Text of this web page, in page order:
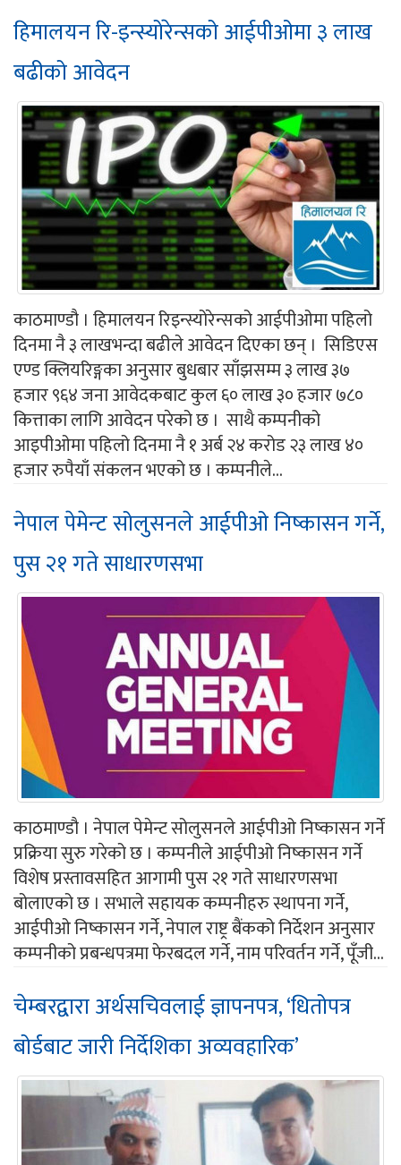
हिमालयन रि-इन्स्योरेन्सको आईपीओमा ३ लाख
बढीको आवेदन
काठमाण्डौ । हिमालयन रिइन्स्योरेन्सको आईपीओमा पहिलो
दिनमा नै ३ लाखभन्दा बढीले आवेदन दिएका छन् । सिडिएस
एण्ड क्लियरिङ्गका अनुसार बुधबार साँझसम्म ३ लाख ३७
हजार ९६४ जना आवेदकबाट कुल ६० लाख ३० हजार ७८०
कित्ताका लागि आवेदन परेको छ । साथै कम्पनीको
आइपीओमा पहिलो दिनमा नै १ अर्ब २४ करोड २३ लाख ४०
हजार रुपैयाँ संकलन भएको छ । कम्पनीले...
नेपाल पेमेन्ट सोलुसनले आईपीओ निष्कासन गर्ने,
पुस २१ गते साधारणसभा
काठमाण्डौ । नेपाल पेमेन्ट सोलुसनले आईपीओ निष्कासन गर्ने
प्रक्रिया सुरु गरेको छ । कम्पनीले आईपीओ निष्कासन गर्ने
विशेष प्रस्तावसहित आगामी पुस २१ गते साधारणसभा
बोलाएको छ । सभाले सहायक कम्पनीहरु स्थापना गर्ने,
आईपीओ निष्कासन गर्ने, नेपाल राष्ट्र बैंकको निर्देशन अनुसार
कम्पनीको प्रबन्धपत्रमा फेरबदल गर्ने, नाम परिवर्तन गर्ने, पूँजी...
चेम्बरद्वारा अर्थसचिवलाई ज्ञापनपत्र, ‘धितोपत्र
बोर्डबाट जारी निर्देशिका अव्यवहारिक’